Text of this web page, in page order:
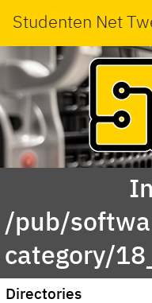
Studenten Net
/pub/
category/
Directories